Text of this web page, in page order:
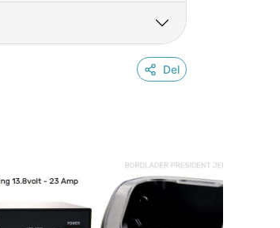
Del